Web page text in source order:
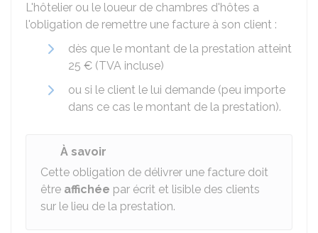
L'hôtelier ou le loueur de chambres d'hôtes a
l'obligation de remettre une facture à son client :
dès que le montant de la prestation atteint
25 € (TVA incluse)
ou si le client le lui demande (peu importe
dans ce cas le montant de la prestation).
À savoir
Cette obligation de délivrer une facture doit
être affichée par écrit et lisible des clients
sur le lieu de la prestation.